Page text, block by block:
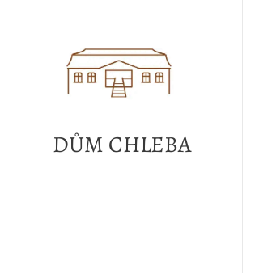
DŮM CHLEBA